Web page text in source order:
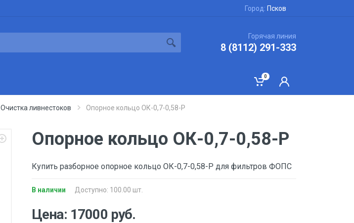
Город: Псков
Горячая линия
8 (8112) 291-333
0
Очистка ливнестоков Опорное кольцо ОК-0,7-0,58-Р
Опорное кольцо ОК-0,7-0,58-Р
Купить разборное опорное кольцо ОК-0,7-0,58-Р для фильтров ФОПС
В наличии Доступно: 100.00 шт.
Цена: 17000 руб.